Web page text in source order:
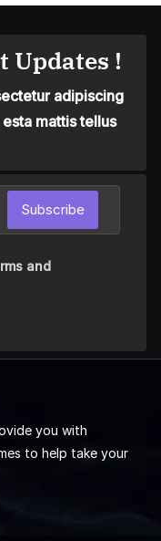
Updates !
adipiscing
mattis tellus
and
Subscribe
you with
to help take your